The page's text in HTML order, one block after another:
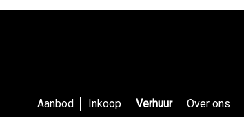
Aanbod Inkoop Verhuur Over ons